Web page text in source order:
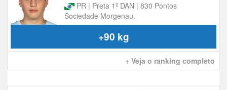
PR | Preta 1º DAN | 830 Pontos
Sociedade Morgenau.
+90 kg
+ Veja o ranking completo